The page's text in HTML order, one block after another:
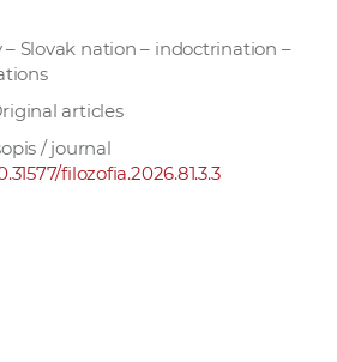
c
Slovak nation – indoctrination –
articles
/ journal
filozofia.2026.81.3.3